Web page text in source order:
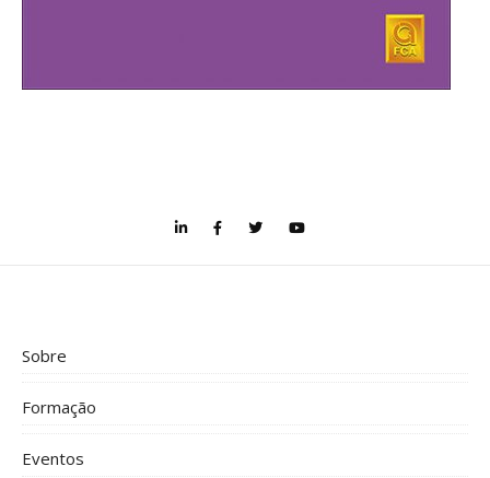
Sobre
Formação
Eventos